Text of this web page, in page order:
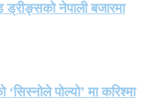
ड्रीङ्सको नेपाली बजारमा
‘सिस्नोले पोल्यो’ मा करिश्मा